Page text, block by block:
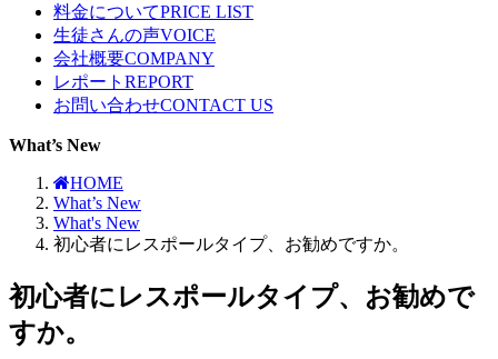
料金についてPRICE LIST
生徒さんの声VOICE
会社概要COMPANY
レポート REPORT
お問い合わせCONTACT US
What’s New
HOME
What’s New
What's New
初心者にレスポールタイプ、お勧めですか。
初心者にレスポールタイプ、お勧めで
すか。